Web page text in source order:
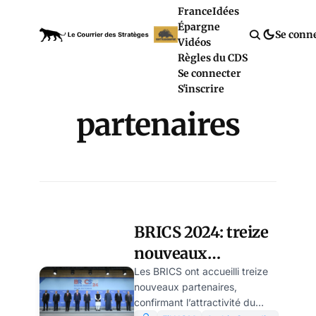
FranceIdées
Épargne
Vidéos
Règles du CDS
Se connecter
S'inscrire
Se
partenaires
BRICS 2024: treize
nouveaux
partenaires, Lula
qui boude et
Les BRICS ont accueilli treize
nouveaux partenaires,
confirmant l’attractivité du